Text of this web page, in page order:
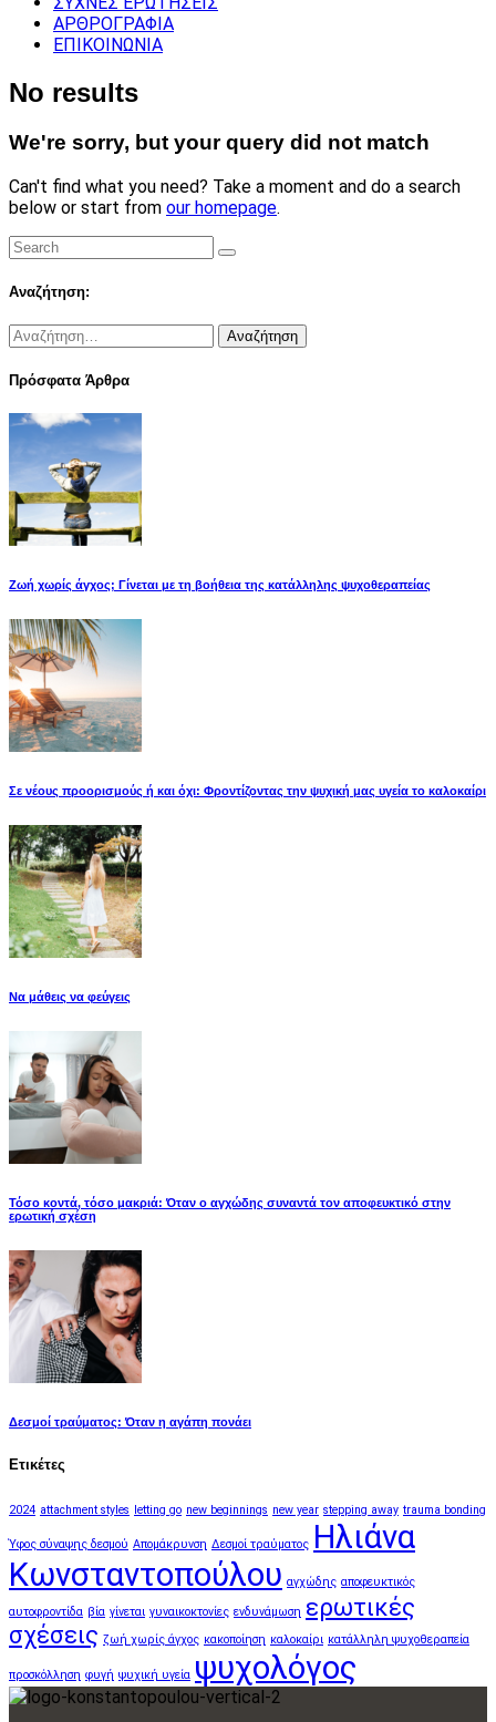
ΑΡΘΡΟΓΡΑΦΙΑ
ΕΠΙΚΟΙΝΩΝΙΑ
No results
We're sorry, but your query did not match
Can't find what you need? Take a moment and do a search
below or start from our homepage.
Αναζήτηση:
Αναζήτηση
για:
Πρόσφατα Άρθρα
Ζωή χωρίς άγχος; Γίνεται με τη βοήθεια της κατάλληλης ψυχοθεραπείας
Σε νέους προορισμούς ή και όχι: Φροντίζοντας την ψυχική μας υγεία το καλοκαίρι
Να μάθεις να φεύγεις
Τόσο κοντά, τόσο μακριά: Όταν ο αγχώδης συναντά τον αποφευκτικό στην
ερωτική σχέση
Δεσμοί τραύματος: Όταν η αγάπη πονάει
Ετικέτες
2024 attachment styles letting go new beginnings new year stepping away trauma bonding
Ύφος σύναψης δεσμού Απομάκρυνση Δεσμοί τραύματος Ηλιάνα
Κωνσταντοπούλου αγχώδης αποφευκτικός
αυτοφροντίδα βία γίνεται γυναικοκτονίες ενδυνάμωση ερωτικές
σχέσεις ζωή χωρίς άγχος κακοποίηση καλοκαίρι κατάλληλη ψυχοθεραπεία
προσκόλληση φυγή ψυχική υγεία ψυχολόγος